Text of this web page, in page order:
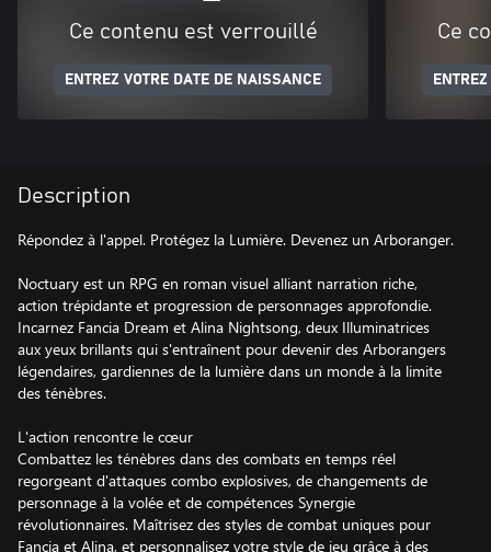
Ce contenu est verrouillé
ENTREZ VOTRE DATE DE NAISSANCE
Ce
Description
Répondez à l'appel. Protégez la Lumière. Devenez un Arboranger.
Noctuary est un RPG en roman visuel alliant narration riche,
action trépidante et progression de personnages approfondie.
Incarnez Fancia Dream et Alina Nightsong, deux Illuminatrices
aux yeux brillants qui s'entraînent pour devenir des Arborangers
légendaires, gardiennes de la lumière dans un monde à la limite
des ténèbres.
L'action rencontre le cœur
Combattez les ténèbres dans des combats en temps réel
regorgeant d'attaques combo explosives, de changements de
personnage à la volée et de compétences Synergie
révolutionnaires. Maîtrisez des styles de combat uniques pour
Fancia et Alina, et personnalisez votre style de jeu grâce à des